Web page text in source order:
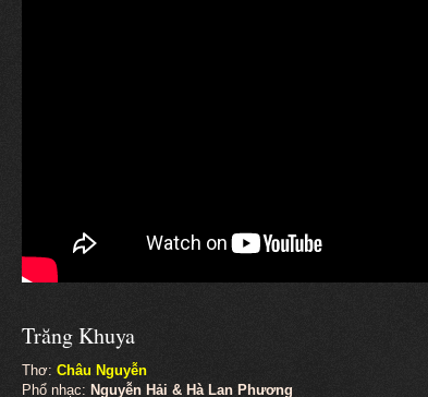
Trăng Khuya
Thơ: Châu Nguyễn
Phổ nhạc: Nguyễn Hải & Hà Lan Phương